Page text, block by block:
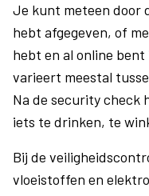
Je kunt meteen door
hebt afgegeven, of
hebt en al online
varieert meestal
Na de security check
iets te drinken, te
Bij de
vloeistoffen en